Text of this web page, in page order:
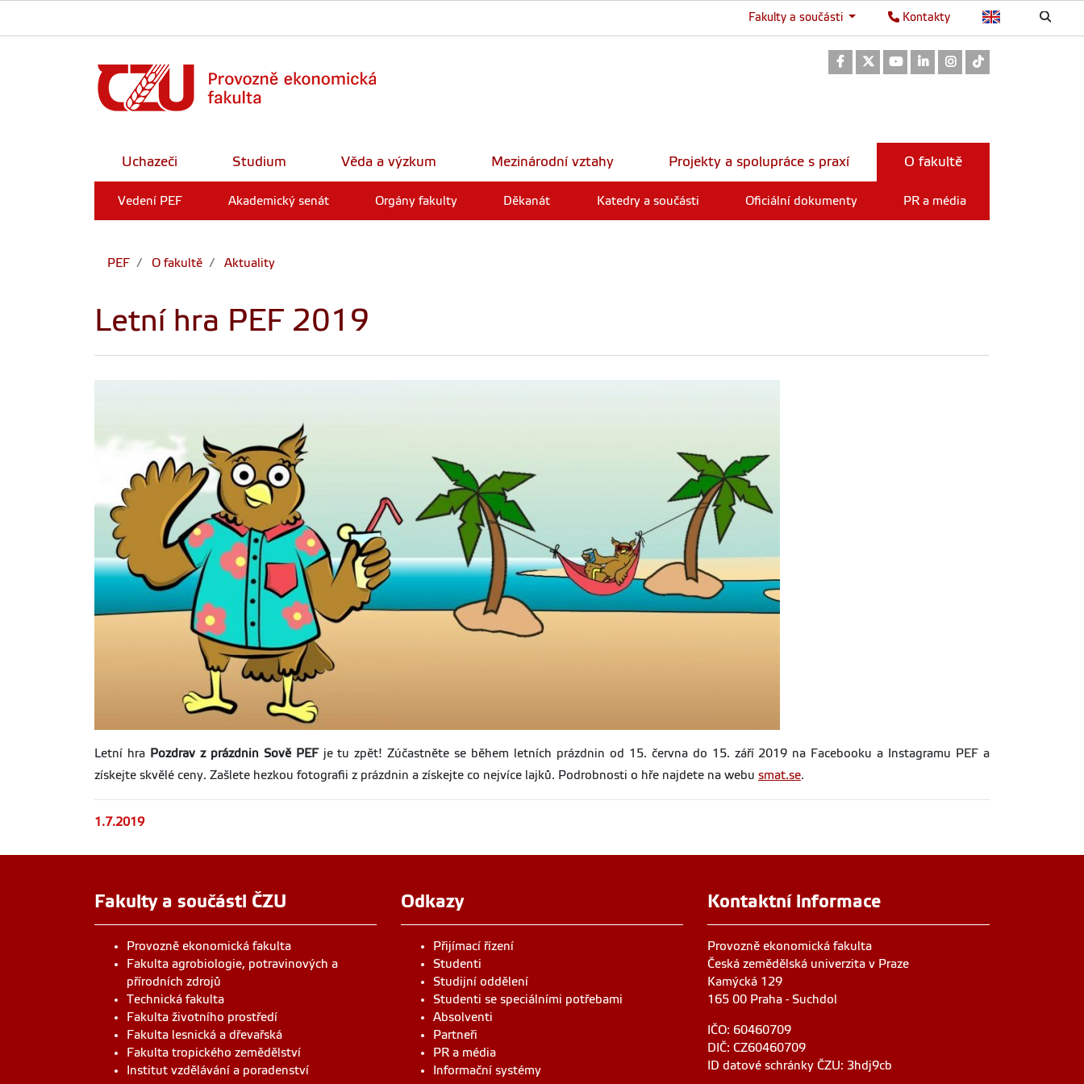
Kontakty
Fakulty a součásti
Odkaz na Facebook
Odkaz na Twitter
Odkaz na Youtube
Odkaz na LinkedIn
Odkaz na Instagram
Uchazeči Studium Věda a výzkum Mezinárodní vztahy Projekty a spolupráce s praxí O fakultě
Vedení PEF Akademický senát Orgány fakulty Děkanát Katedry a součásti Oficiální dokumenty PR a média
PEF O fakultě Aktuality
Letní hra PEF 2019
Letní hra Pozdrav z prázdnin Sově PEF je tu zpět! Zúčastněte se během letních prázdnin od 15. června do 15. září 2019 na Facebooku a Instagramu PEF a
získejte skvělé ceny. Zašlete hezkou fotografii z prázdnin a získejte co nejvíce lajků. Podrobnosti o hře najdete na webu smat.se.
1.7.2019
Fakulty a součásti ČZU
Provozně ekonomická fakulta
Fakulta agrobiologie, potravinových a
přírodních zdrojů
Technická fakulta
Fakulta životního prostředí
Fakulta lesnická a dřevařská
Fakulta tropického zemědělství
Institut vzdělávání a poradenství
Odkazy
Přijímací řízení
Studenti
Studijní oddělení
Studenti se speciálními potřebami
Absolventi
Partneři
PR a média
Informační systémy
Kontaktní informace
Provozně ekonomická fakulta
Česká zemědělská univerzita v Praze
Kamýcká 129
165 00 Praha - Suchdol
IČO: 60460709
DIČ: CZ60460709
ID datové schránky ČZU: 3hdj9cb